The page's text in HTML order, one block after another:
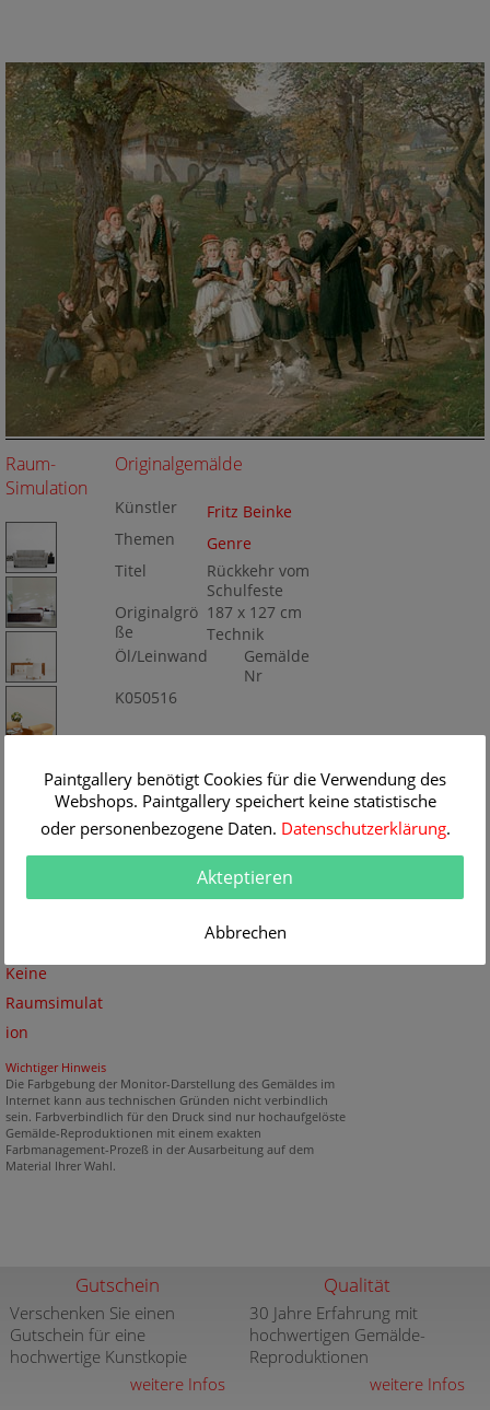
Raum-
Simulation
Keine
Raumsimulat
ion
Originalgemälde
Künstler
Fritz Beinke
Themen
Genre
Titel
Rückkehr vom
Schulfeste
Originalgrö
ße
187 x 127 cm
Technik
Öl/Leinwand
Gemälde
Nr
K050516
Wichtiger Hinweis
Die Farbgebung der Monitor-Darstellung des Gemäldes im
Internet kann aus technischen Gründen nicht verbindlich
sein. Farbverbindlich für den Druck sind nur hochaufgelöste
Gemälde-Reproduktionen mit einem exakten
Farbmanagement-Prozeß in der Ausarbeitung auf dem
Material Ihrer Wahl.
Gutschein
Verschenken Sie einen
Gutschein für eine
hochwertige Kunstkopie
weitere Infos
Qualität
30 Jahre Erfahrung mit
hochwertigen Gemälde-
Reproduktionen
weitere Infos
Paintgallery benötigt Cookies für die Verwendung des
Webshops. Paintgallery speichert keine statistische
oder personenbezogene Daten. Datenschutzerklärung.
Akteptieren
Abbrechen